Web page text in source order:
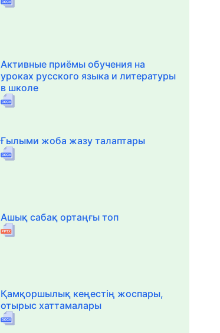
Активные приёмы обучения на
уроках русского языка и литературы
в школе
Ғылыми жоба жазу талаптары
Ашық сабақ ортаңғы топ
Қамқоршылық кеңестің жоспары,
отырыс хаттамалары